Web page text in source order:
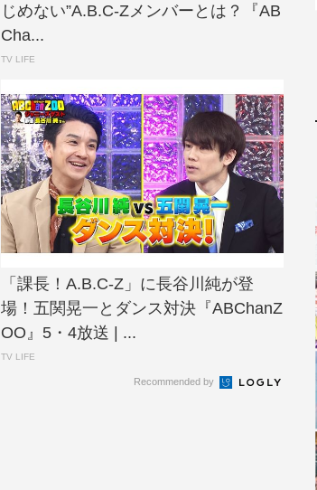
じめない”A.B.C-Zメンバーとは？『AB
Cha...
TV LIFE
「課長！A.B.C-Z」に長谷川純が登
場！五関晃一とダンス対決『ABChanZ
OO』5・4放送 | ...
TV LIFE
Recommended by